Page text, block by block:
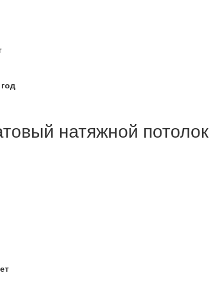
натяжной потолок